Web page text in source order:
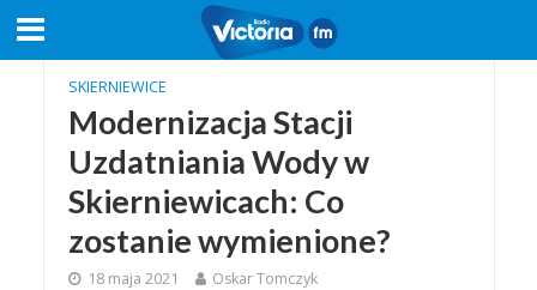
SKIERNIEWICE
Modernizacja Stacji
Uzdatniania Wody w
Skierniewicach: Co
zostanie wymienione?
18 maja 2021 Oskar Tomczyk